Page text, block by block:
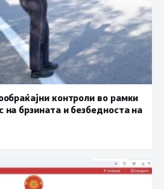
контроли во рамки
на брзината и безбедноста на